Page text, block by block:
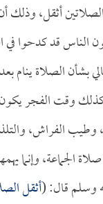
أثقل، وذلك
الناس قد كدحوا في
بشأن الصلاة ينام
وقت الفجر
وطيب الفراش،
الجماعة، وإنما
وسلم قال: (أثقل